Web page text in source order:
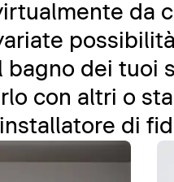
da
dei tuoi
con altri o
di